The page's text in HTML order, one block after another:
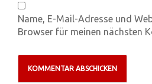
Name, E-Mail-Adresse und
Browser für meinen nächsten